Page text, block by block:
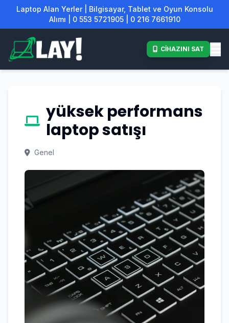
Laptop Alan Yerler | Bilgisayar, Tablet ve Oyun Konsolu
Alımı | 0 553 5721905 | 0 216 7661910
CİHAZINI SAT
yüksek performans
laptop satışı
Genel